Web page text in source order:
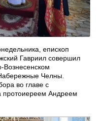
епископ
Гавриил совершил
Вознесенском
Челны.
во главе с
протоиереем Андреем